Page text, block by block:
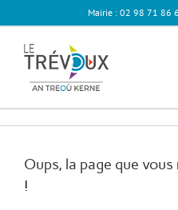
au
Mairie : 02 98 71 86
Oups, la page que
!